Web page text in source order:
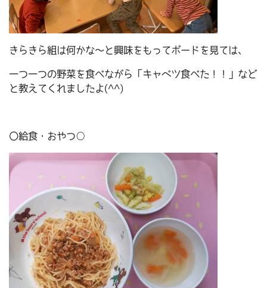
きらきら組は何かな～と興味をもってボードを見ては、
一つ一つの野菜を食べながら「キャベツ食べた！！」など
と教えてくれましたよ(^^)
〇給食・おやつ○